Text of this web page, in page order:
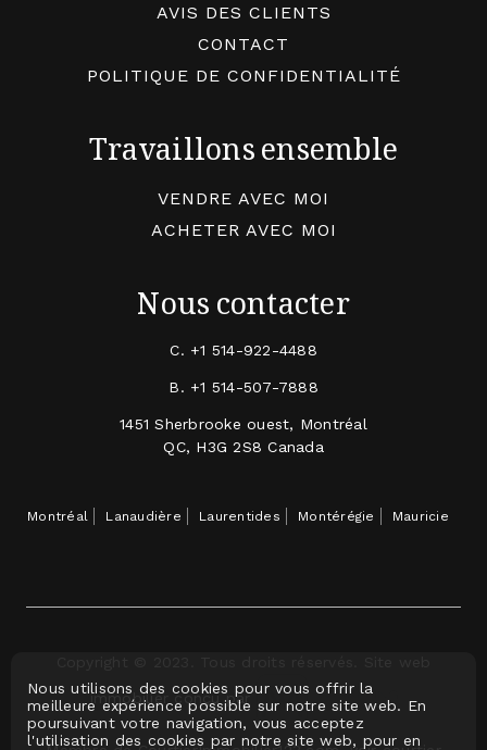
AVIS DES CLIENTS
CONTACT
POLITIQUE DE CONFIDENTIALITÉ
Travaillons ensemble
VENDRE AVEC MOI
ACHETER AVEC MOI
Nous contacter
C. +1 514-922-4488
B. +1 514-507-7888
1451 Sherbrooke ouest, Montréal
QC, H3G 2S8 Canada
Montréal Lanaudière Laurentides Montérégie Mauricie
immobilier conçu par
Nous utilisons des cookies pour vous offrir la
meilleure expérience possible sur notre site web. En
poursuivant votre navigation, vous acceptez
l'utilisation des cookies par notre site web, pour en